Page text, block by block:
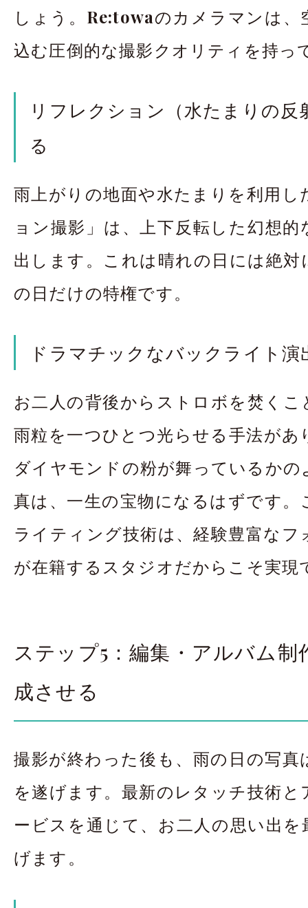
しょう。 Re:towaのカメラマンは、
込む圧倒的な撮影クオリティを持っ
リフレクション（水たまりの反
る
雨上がりの地面や水たまりを利用し
ョン撮影」は、上下反転した幻想
出します。これは晴れの日には絶対
の日だけの特権です。
ドラマチックなバックライト演
お二人の背後からストロボを焚くこ
雨粒を一つひとつ光らせる手法があ
ダイヤモンドの粉が舞っているか
真は、一生の宝物になるはずです。
ライティング技術は、経験豊富なフ
が在籍するスタジオだからこそ実現
ステップ5：編集・アルバム制
成させる
撮影が終わった後も、雨の日の写真
を遂げます。最新のレタッチ技術と
ービスを通じて、お二人の思い出を
げます。